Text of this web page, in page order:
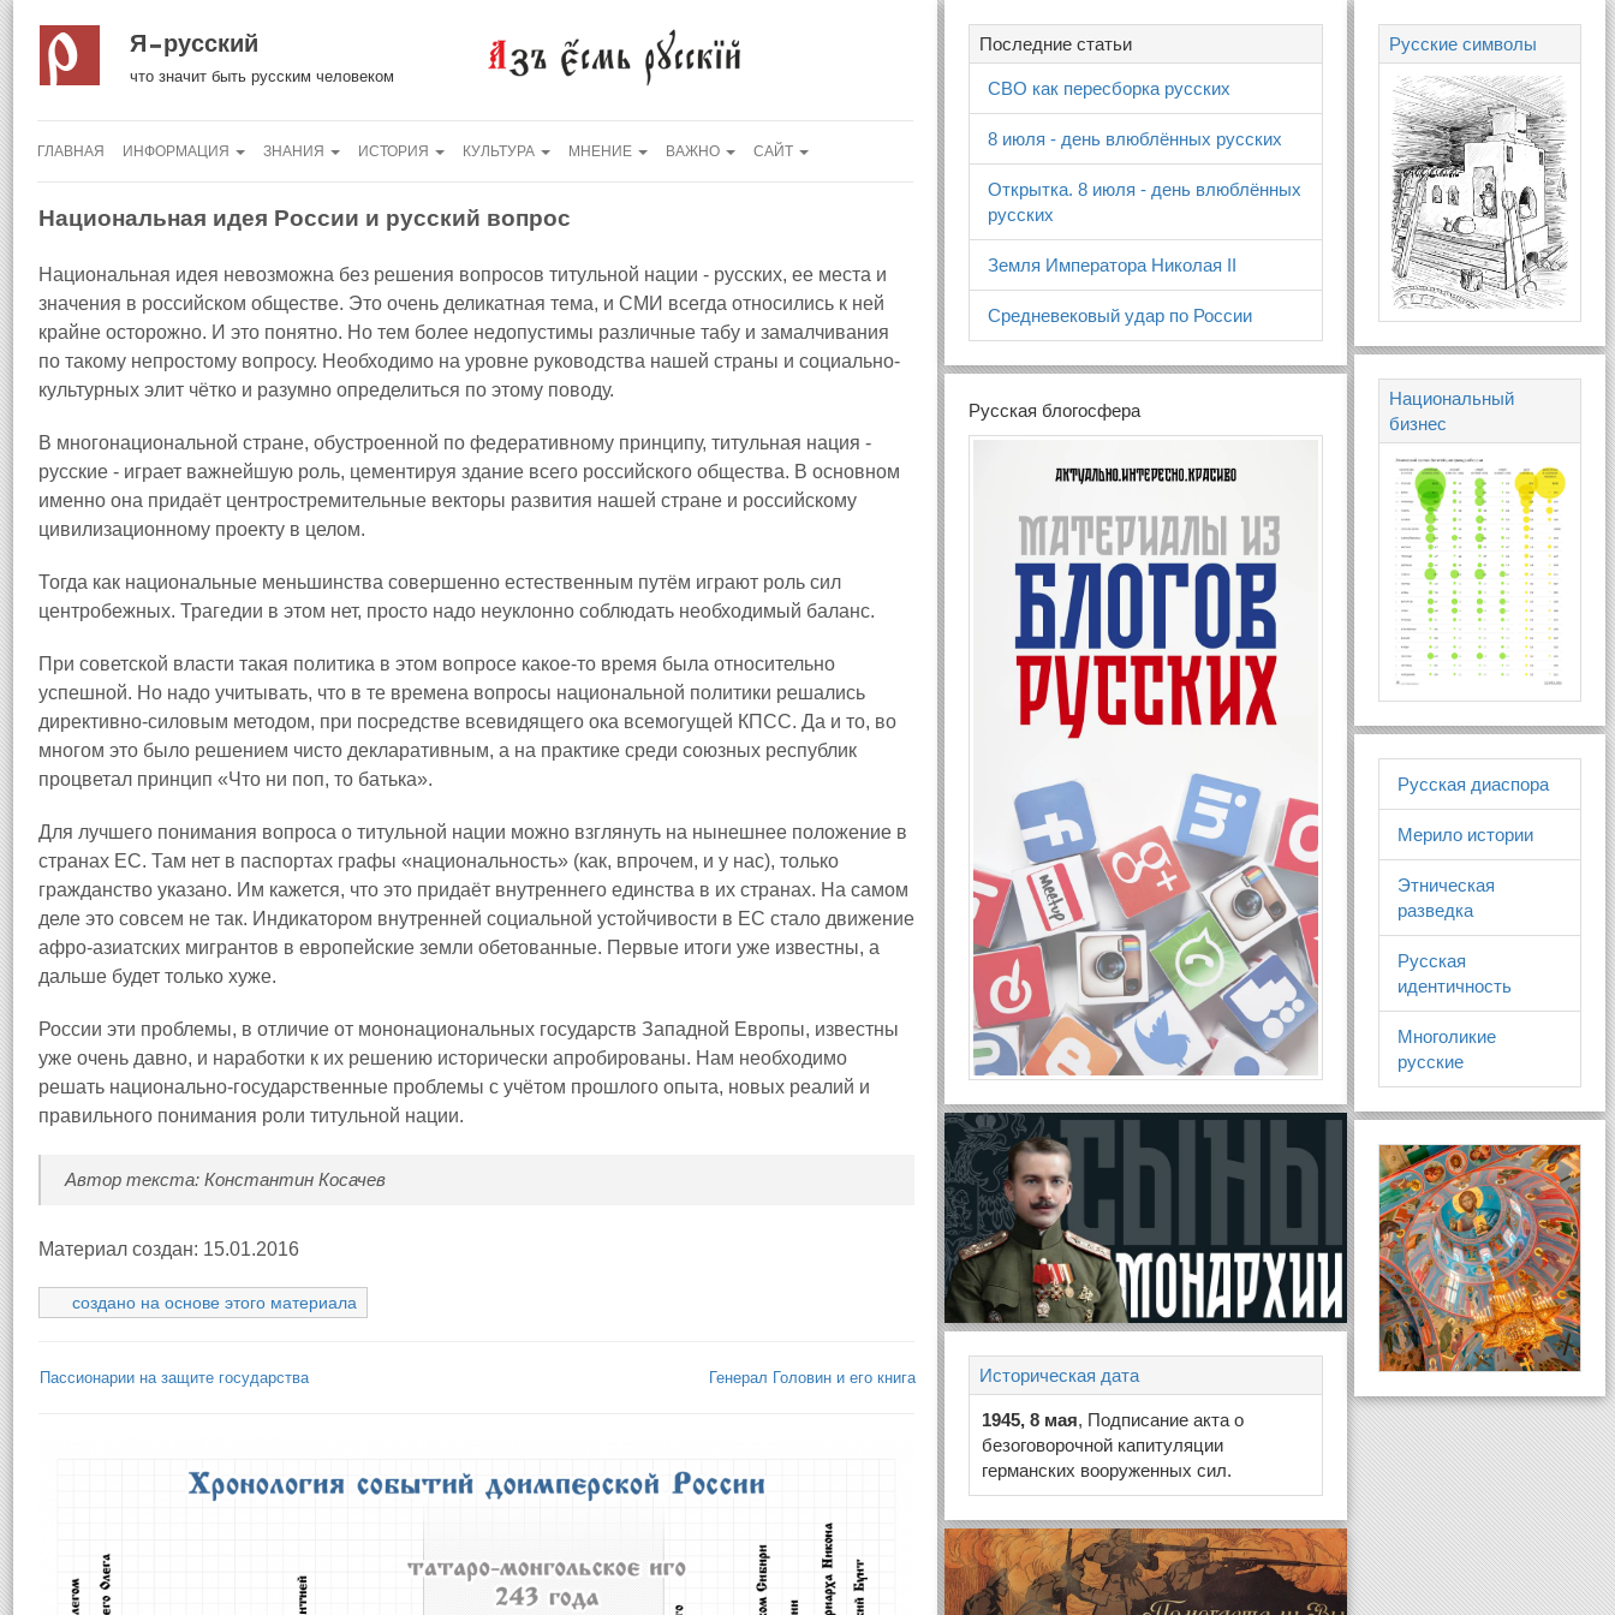
Я русский
что значит быть русским человеком
ГЛАВНАЯ ИНФОРМАЦИЯ ЗНАНИЯ ИСТОРИЯ КУЛЬТУРА МНЕНИЕ ВАЖНО САЙТ
Национальная идея России и русский вопрос
Национальная идея невозможна без решения вопросов титульной нации - русских, ее места и
значения в российском обществе. Это очень деликатная тема, и СМИ всегда относились к ней
крайне осторожно. И это понятно. Но тем более недопустимы различные табу и замалчивания
по такому непростому вопросу. Необходимо на уровне руководства нашей страны и социально-
культурных элит чётко и разумно определиться по этому поводу.
В многонациональной стране, обустроенной по федеративному принципу, титульная нация -
русские - играет важнейшую роль, цементируя здание всего российского общества. В основном
именно она придаёт центростремительные векторы развития нашей стране и российскому
цивилизационному проекту в целом.
Тогда как национальные меньшинства совершенно естественным путём играют роль сил
центробежных. Трагедии в этом нет, просто надо неуклонно соблюдать необходимый баланс.
При советской власти такая политика в этом вопросе какое-то время была относительно
успешной. Но надо учитывать, что в те времена вопросы национальной политики решались
директивно-силовым методом, при посредстве всевидящего ока всемогущей КПСС. Да и то, во
многом это было решением чисто декларативным, а на практике среди союзных республик
процветал принцип «Что ни поп, то батька».
Для лучшего понимания вопроса о титульной нации можно взглянуть на нынешнее положение в
странах ЕС. Там нет в паспортах графы «национальность» (как, впрочем, и у нас), только
гражданство указано. Им кажется, что это придаёт внутреннего единства в их странах. На самом
деле это совсем не так. Индикатором внутренней социальной устойчивости в ЕС стало движение
афро-азиатских мигрантов в европейские земли обетованные. Первые итоги уже известны, а
дальше будет только хуже.
России эти проблемы, в отличие от мононациональных государств Западной Европы, известны
уже очень давно, и наработки к их решению исторически апробированы. Нам необходимо
решать национально-государственные проблемы с учётом прошлого опыта, новых реалий и
правильного понимания роли титульной нации.
Автор текста: Константин Косачев
Материал создан: 15.01.2016
создано на основе этого материала
Пассионарии на защите государства Генерал Головин и его книга
Последние статьи
СВО как пересборка русских
8 июля - день влюблённых русских
Открытка. 8 июля - день влюблённых
русских
Земля Императора Николая II
Средневековый удар по России
Русская блогосфера
Историческая дата
1945, 8 мая, Подписание акта о
безоговорочной капитуляции
германских вооруженных сил.
Русские символы
Национальный
бизнес
Русская диаспора
Мерило истории
Этническая
разведка
Русская
идентичность
Многоликие
русские